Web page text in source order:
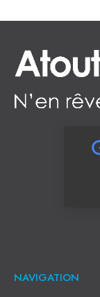
NAVIGATION